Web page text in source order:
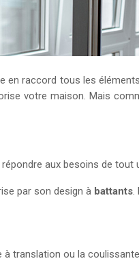
raccord tous les
votre maison. Mais
aux besoins de tout
par son design à battants.
à translation ou la